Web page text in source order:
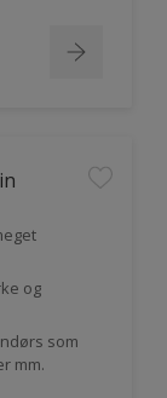
og
som
mm.